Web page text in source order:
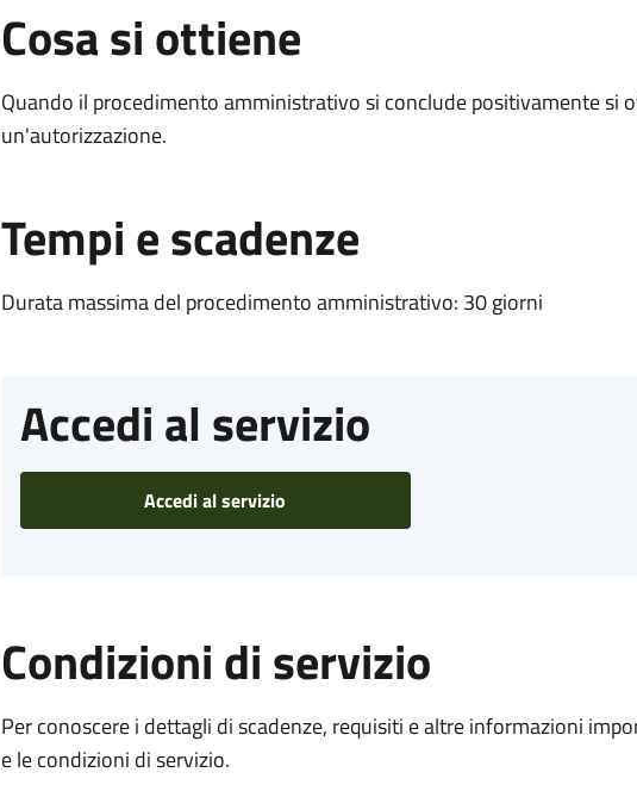
Cosa si ottiene
Quando il procedimento amministrativo si conclude positivamente si
un'autorizzazione.
Tempi e scadenze
Durata massima del procedimento amministrativo: 30 giorni
Accedi al servizio
Accedi al servizio
Condizioni di servizio
Per conoscere i dettagli di scadenze, requisiti e altre informazioni
e le condizioni di servizio.